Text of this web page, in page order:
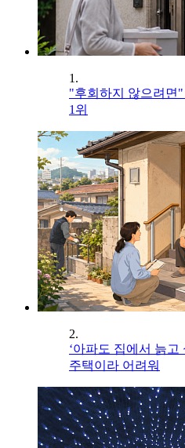
1.
"후회하지 않으려면
1위
2.
‘아파도 집에서 늙
주택이라 어려워